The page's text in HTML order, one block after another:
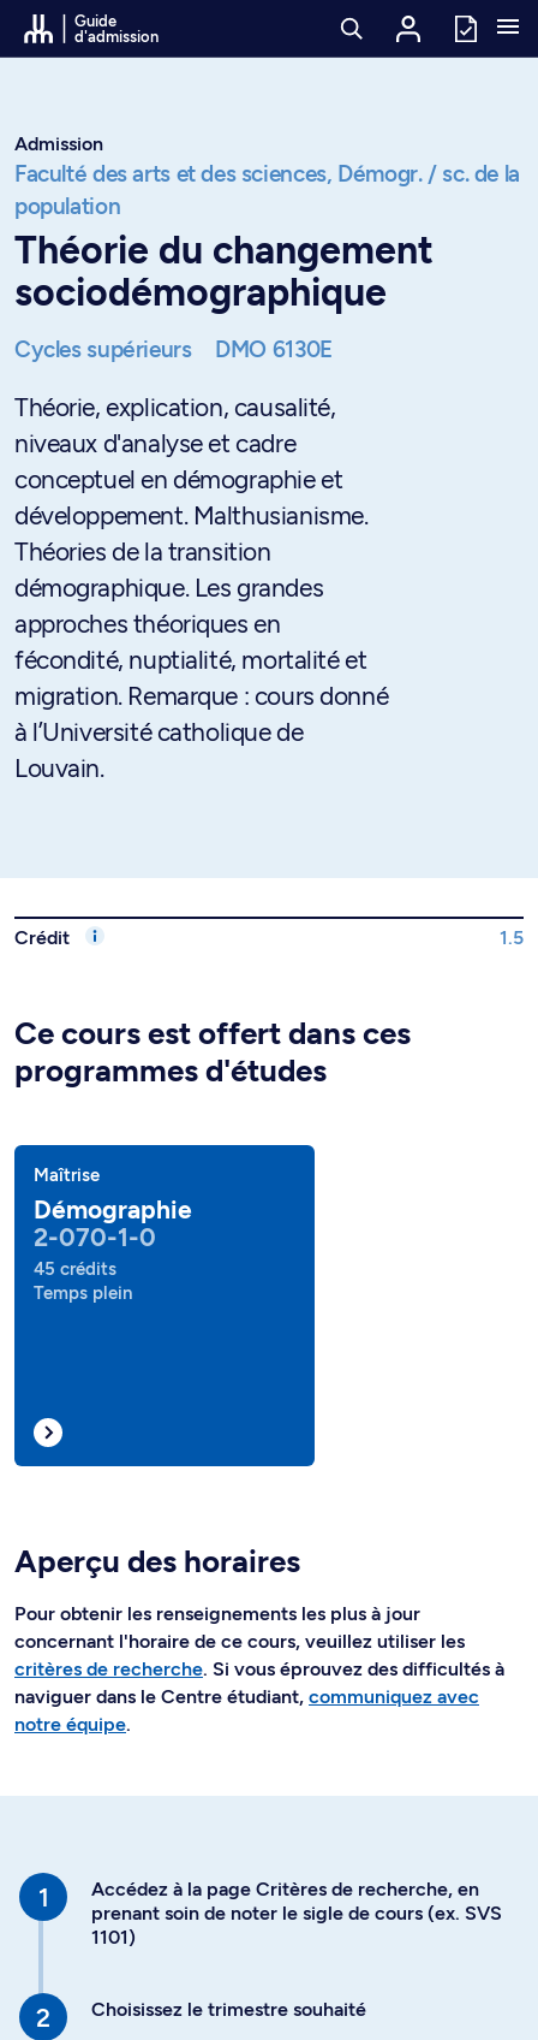
Passer au contenu
Guide
d'admission
Admission
Faculté des arts et des sciences, Démogr. / sc. de la
population
Théorie du changement
sociodémographique
Cycles supérieurs DMO 6130E
Théorie, explication, causalité,
niveaux d'analyse et cadre
conceptuel en démographie et
développement. Malthusianisme.
Théories de la transition
démographique. Les grandes
approches théoriques en
fécondité, nuptialité, mortalité et
migration. Remarque : cours donné
à l’Université catholique de
Louvain.
Crédit 1.5
Ce cours est offert dans ces
programmes d'études
Maîtrise
Démographie
2-070-1-0
45 crédits
Temps plein
Aperçu des horaires
Pour obtenir les renseignements les plus à jour
concernant l'horaire de ce cours, veuillez utiliser les
critères de recherche. Si vous éprouvez des difficultés à
naviguer dans le Centre étudiant, communiquez avec
notre équipe.
Accédez à la page Critères de recherche, en
prenant soin de noter le sigle de cours (ex. SVS
1101)
Choisissez le trimestre souhaité